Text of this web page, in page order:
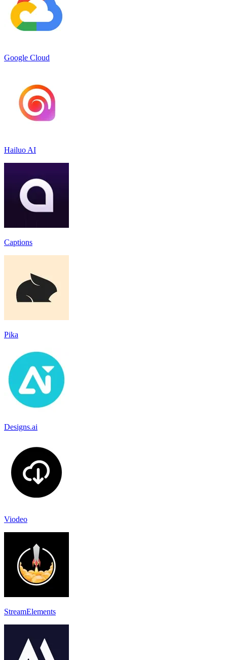
Google Cloud
Hailuo AI
Captions
Pika
Designs.ai
Viodeo
StreamElements